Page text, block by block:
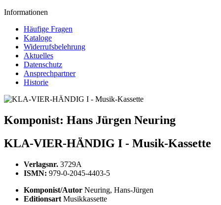
Informationen
Häufige Fragen
Kataloge
Widerrufsbelehrung
Aktuelles
Datenschutz
Ansprechpartner
Historie
Komponist: Hans Jürgen Neuring
KLA-VIER-HÄNDIG I - Musik-Kassette
Verlagsnr. 3729A
ISMN: 979-0-2045-4403-5
Komponist/Autor Neuring, Hans-Jürgen
Editionsart Musikkassette